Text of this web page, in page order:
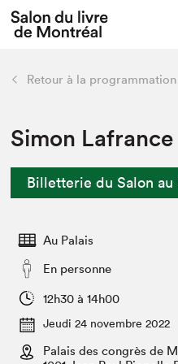
Espace médias
Espace exposant⋅e⋅s
Tout sur l'édition
Actualités
Vidéos et
Club de lecture
retour
Édition 2022
Nous connaître
Projets partenaires 2022
Archives
Liens pratiques
Retour à la programmation
Simon
Billetterie du Salon au
Au Palais
En personne
12h30 à 14h00
Jeudi 24 novembre 2022
Palais des congrès de